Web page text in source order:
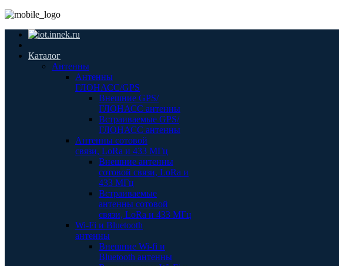
Каталог
Антенны
Антенны
ГЛОНАСС/GPS
Внешние GPS/
ГЛОНАСС антенны
Встраиваемые GPS/
ГЛОНАСС антенны
Антенны сотовой
связи, LoRa и 433 МГц
Внешние антенны
сотовой связи, LoRa и
433 МГц
Встраиваемые
антенны сотовой
связи, LoRa и 433 МГц
Wi-Fi и Bluetooth
антенны
Внешние Wi-fi и
Bluetooth антенны